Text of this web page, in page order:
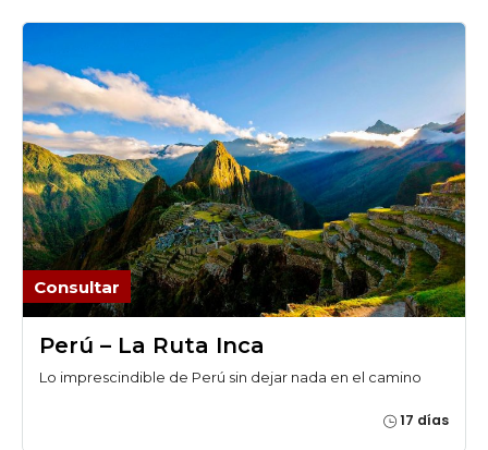
Consultar
Perú – La Ruta Inca
Lo imprescindible de Perú sin dejar nada en el camino
17 días